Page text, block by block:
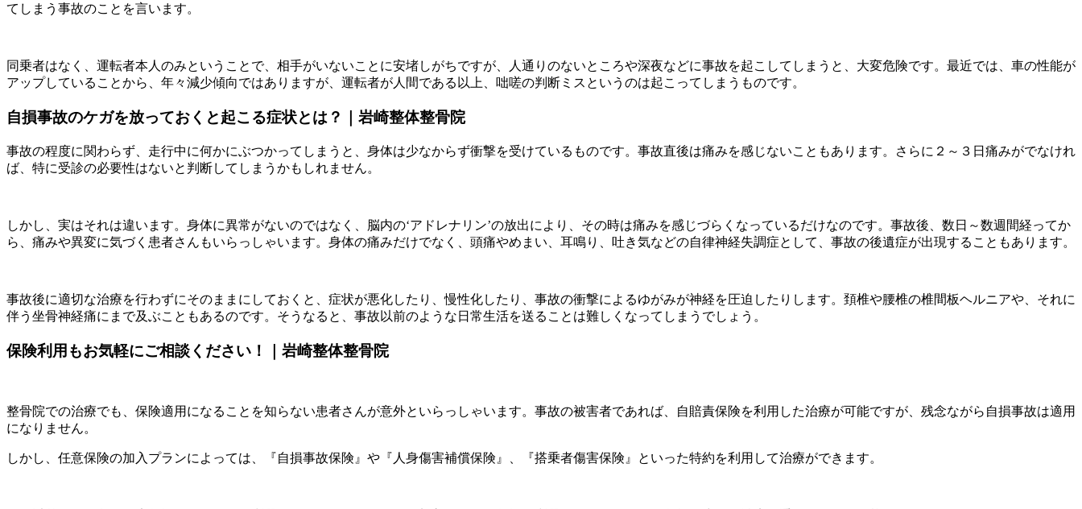
てしまう事故のことを言います。
同乗者はなく、運転者本人のみということで、相手がいないことに安堵しがちですが、人通りのないところや深夜などに事故を起こしてしまうと、大変危険です。最近では、車の性能が
アップしていることから、年々減少傾向ではありますが、運転者が人間である以上、咄嗟の判断ミスというのは起こってしまうものです。
自損事故のケガを放っておくと起こる症状とは？｜岩崎整体整骨院
事故の程度に関わらず、走行中に何かにぶつかってしまうと、身体は少なからず衝撃を受けているものです。事故直後は痛みを感じないこともあります。さらに２～３日痛みがでなけれ
ば、特に受診の必要性はないと判断してしまうかもしれません。
しかし、実はそれは違います。身体に異常がないのではなく、脳内の‘アドレナリン’の放出により、その時は痛みを感じづらくなっているだけなのです。事故後、数日～数週間経ってか
ら、痛みや異変に気づく患者さんもいらっしゃいます。身体の痛みだけでなく、頭痛やめまい、耳鳴り、吐き気などの自律神経失調症として、事故の後遺症が出現することもあります。
事故後に適切な治療を行わずにそのままにしておくと、症状が悪化したり、慢性化したり、事故の衝撃によるゆがみが神経を圧迫したりします。頚椎や腰椎の椎間板ヘルニアや、それに
伴う坐骨神経痛にまで及ぶこともあるのです。そうなると、事故以前のような日常生活を送ることは難しくなってしまうでしょう。
保険利用もお気軽にご相談ください！｜岩崎整体整骨院
整骨院での治療でも、保険適用になることを知らない患者さんが意外といらっしゃいます。事故の被害者であれば、自賠責保険を利用した治療が可能ですが、残念ながら自損事故は適用
になりません。
しかし、任意保険の加入プランによっては、『自損事故保険』や『人身傷害補償保険』、『搭乗者傷害保険』といった特約を利用して治療ができます。